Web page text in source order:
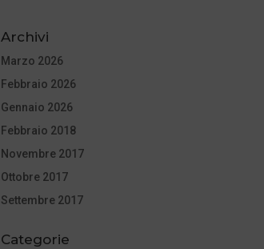
Archivi
Marzo 2026
Febbraio 2026
Gennaio 2026
Febbraio 2018
Novembre 2017
Ottobre 2017
Settembre 2017
Categorie